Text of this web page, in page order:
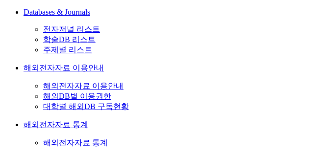
Databases & Journals
전자저널 리스트
학술DB 리스트
주제별 리스트
해외전자자료 이용안내
해외전자자료 이용안내
해외DB별 이용권한
대학별 해외DB 구독현황
해외전자자료 통계
해외전자자료 통계